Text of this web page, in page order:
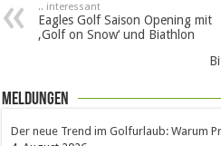
.. interessant
Eagles Golf Saison Opening mit
‚Golf on Snow‘ und Biathlon
Meldungen
Der neue Trend im Golfurlaub: Warum